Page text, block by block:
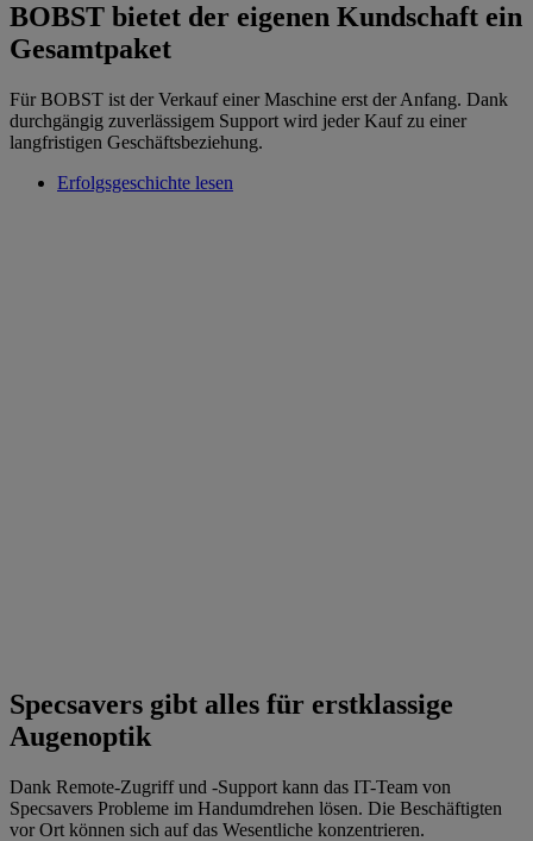
BOBST bietet der eigenen Kundschaft ein
Gesamtpaket
Für BOBST ist der Verkauf einer Maschine erst der Anfang. Dank
durchgängig zuverlässigem Support wird jeder Kauf zu einer
langfristigen Geschäftsbeziehung.
Erfolgsgeschichte lesen
Specsavers gibt alles für erstklassige
Augenoptik
Dank Remote-Zugriff und -Support kann das IT-Team von
Specsavers Probleme im Handumdrehen lösen. Die Beschäftigten
vor Ort können sich auf das Wesentliche konzentrieren.